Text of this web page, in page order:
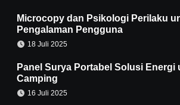
Microcopy dan Psikologi Perilaku
Pengalaman Pengguna
18 Juli 2025
Panel Surya Portabel Solusi Energi
Camping
16 Juli 2025